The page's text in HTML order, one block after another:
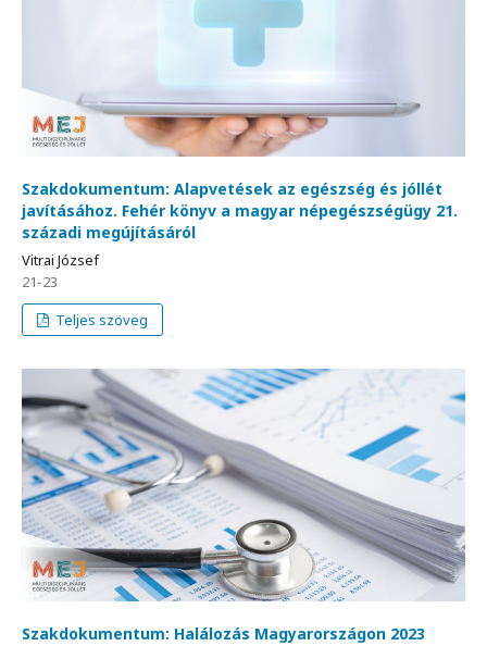
Szakdokumentum: Alapvetések az egészség és jóllét
javításához. Fehér könyv a magyar népegészségügy 21.
századi megújításáról
Vitrai József
21-23
Teljes szöveg
Szakdokumentum: Halálozás Magyarországon 2023